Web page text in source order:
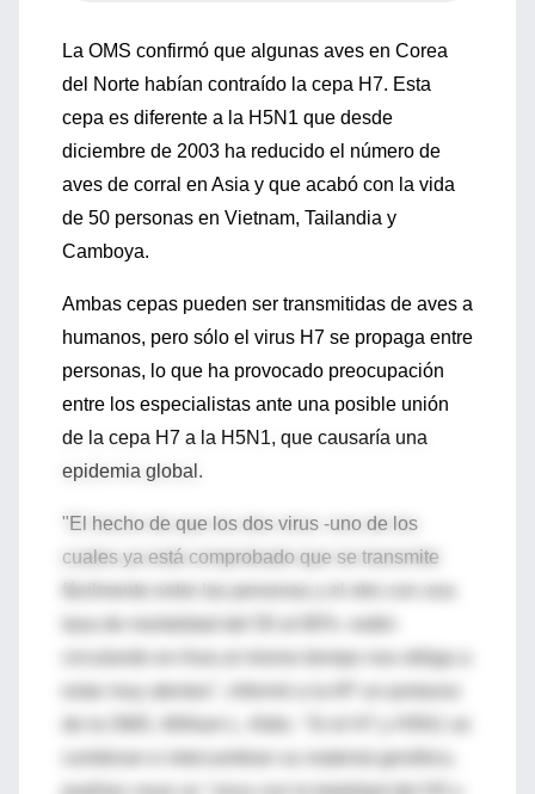
La OMS confirmó que algunas aves en Corea
del Norte habían contraído la cepa H7. Esta
cepa es diferente a la H5N1 que desde
diciembre de 2003 ha reducido el número de
aves de corral en Asia y que acabó con la vida
de 50 personas en Vietnam, Tailandia y
Camboya.
Ambas cepas pueden ser transmitidas de aves a
humanos, pero sólo el virus H7 se propaga entre
personas, lo que ha provocado preocupación
entre los especialistas ante una posible unión
de la cepa H7 a la H5N1, que causaría una
epidemia global.
"El hecho de que los dos virus -uno de los
cuales ya está comprobado que se transmite
circulando en Asia al mismo tiempo nos obliga a
combinan e intercambian su material genético,